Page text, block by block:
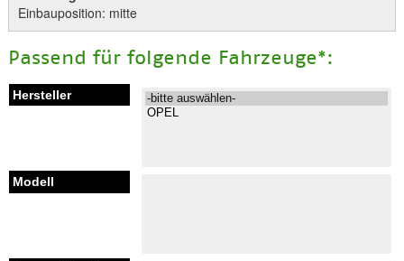
Einbauposition: mitte
Passend für folgende Fahrzeuge*: